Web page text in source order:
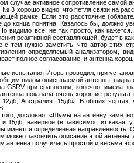
случае активное сопротивление самой
№ 3 хорошо видно, что петля связи на
рамке. Если это расстояние
до конца понятна. Казалось бы, должно
видимо все, не так просто, как
реактивной составляющей, будет в
с тем нужно заметить, что автор этих
определяемый анализатором,
полное согласование, и антенна
испытания Игорь проводил, при
видом описываемой антенны, видна
G5RV при сравнении, конечно, имела
показала очень хорошие
12дб, Австралия -15дб». В общих
дословно: «Шумы на антенну
и 15дб, наверное (в зависимости)
имеется определенная направленность.
можно закончить описание этой антенны.
антенна получилась простой и весьма